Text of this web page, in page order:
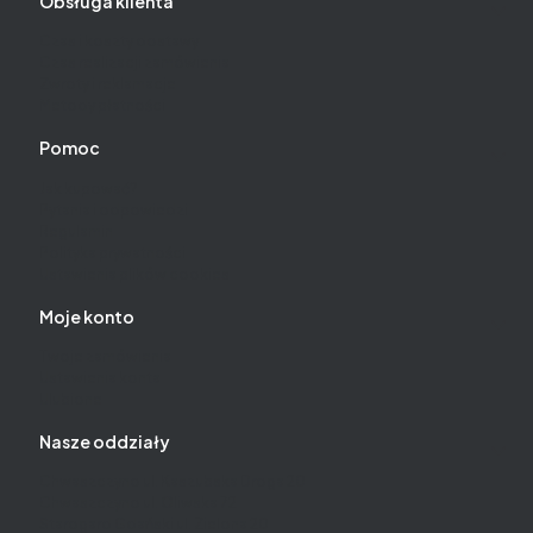
Pomoc
Moje konto
Nasze oddziały